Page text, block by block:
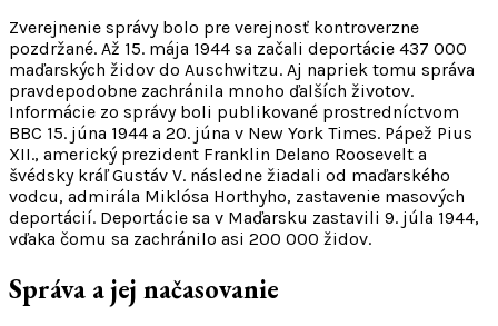
Zverejnenie správy bolo pre verejnosť kontroverzne
pozdržané. Až 15. mája 1944 sa začali deportácie 437 000
maďarských židov do Auschwitzu. Aj napriek tomu správa
pravdepodobne zachránila mnoho ďalších životov.
Informácie zo správy boli publikované prostredníctvom
BBC 15. júna 1944 a 20. júna v New York Times. Pápež Pius
XII., americký prezident Franklin Delano Roosevelt a
švédsky kráľ Gustáv V. následne žiadali od maďarského
vodcu, admirála Miklósa Horthyho, zastavenie masových
deportácií. Deportácie sa v Maďarsku zastavili 9. júla 1944,
vďaka čomu sa zachránilo asi 200 000 židov.
Správa a jej načasovanie